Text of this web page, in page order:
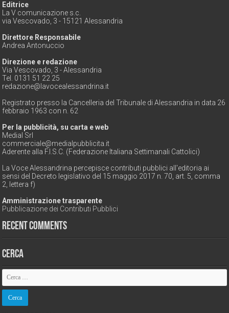
Editrice
La V comunicazione s.c.
via Vescovado, 3 - 15121 Alessandria
Direttore Responsabile
Andrea Antonuccio
Direzione e redazione
Via Vescovado, 3 - Alessandria
Tel. 0131 51 22 25
redazione@lavocealessandrina.it
Registrato presso la Cancelleria del Tribunale di Alessandria in data 26
febbraio 1963 con n. 62
Per la pubblicità, su carta e web
Medial Srl
commerciale@medialpubblicita.it
Aderente alla F.I.S.C. (Federazione Italiana Settimanali Cattolici)
La Voce Alessandrina percepisce contributi pubblici all'editoria ai
sensi del Decreto legislativo del 15 maggio 2017 n. 70, art. 5, comma
2, lettera f)
Amministrazione trasparente
Pubblicazione dei Contributi Pubblici
Recent Comments
Cerca